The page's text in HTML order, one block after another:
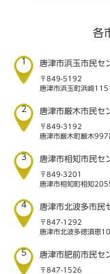
各
1 唐津市浜玉市民セ
〒849-5192
唐津市浜玉町浜崎
2 唐津市厳木市民セ
〒849-3192
唐津市厳木町厳木997
3 唐津市相知市民セ
〒849-3201
唐津市相知町相知
4 唐津市北波多市民
〒847-1292
唐津市北波多徳須恵
5 唐津市肥前市民セ
〒847-1526